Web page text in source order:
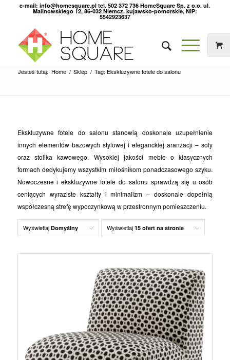
e-mail: info@homesquare.pl tel. 502 372 736 HomeSquare Sp. z o.o. ul.
Malinowskiego 12, 86-032 Niemcz, kujawsko-pomorskie, NIP:
5542923637
Jesteś tutaj: Home / Sklep / Tag: Ekskluzywne fotele do salonu
Ekskluzywne fotele do salonu stanowią doskonale uzupełnienie
innych elementów bazowych stylowej i eleganckiej aranżacji – sofy
oraz stolika kawowego. Wysokiej jakości meble o klasycznych
formach dedykujemy wszystkim miłośnikom ponadczasowego szyku.
Nowoczesne i ekskluzywne fotele do salonu sprawdzą się u osób
ceniących wyraziste kształty i minimalizm – doskonale dopełnią
współczesną strefę wypoczynkową w przestronnym pomieszczeniu.
Wyświetlaj Domyślny Wyświetlaj 15 ofert na stronie